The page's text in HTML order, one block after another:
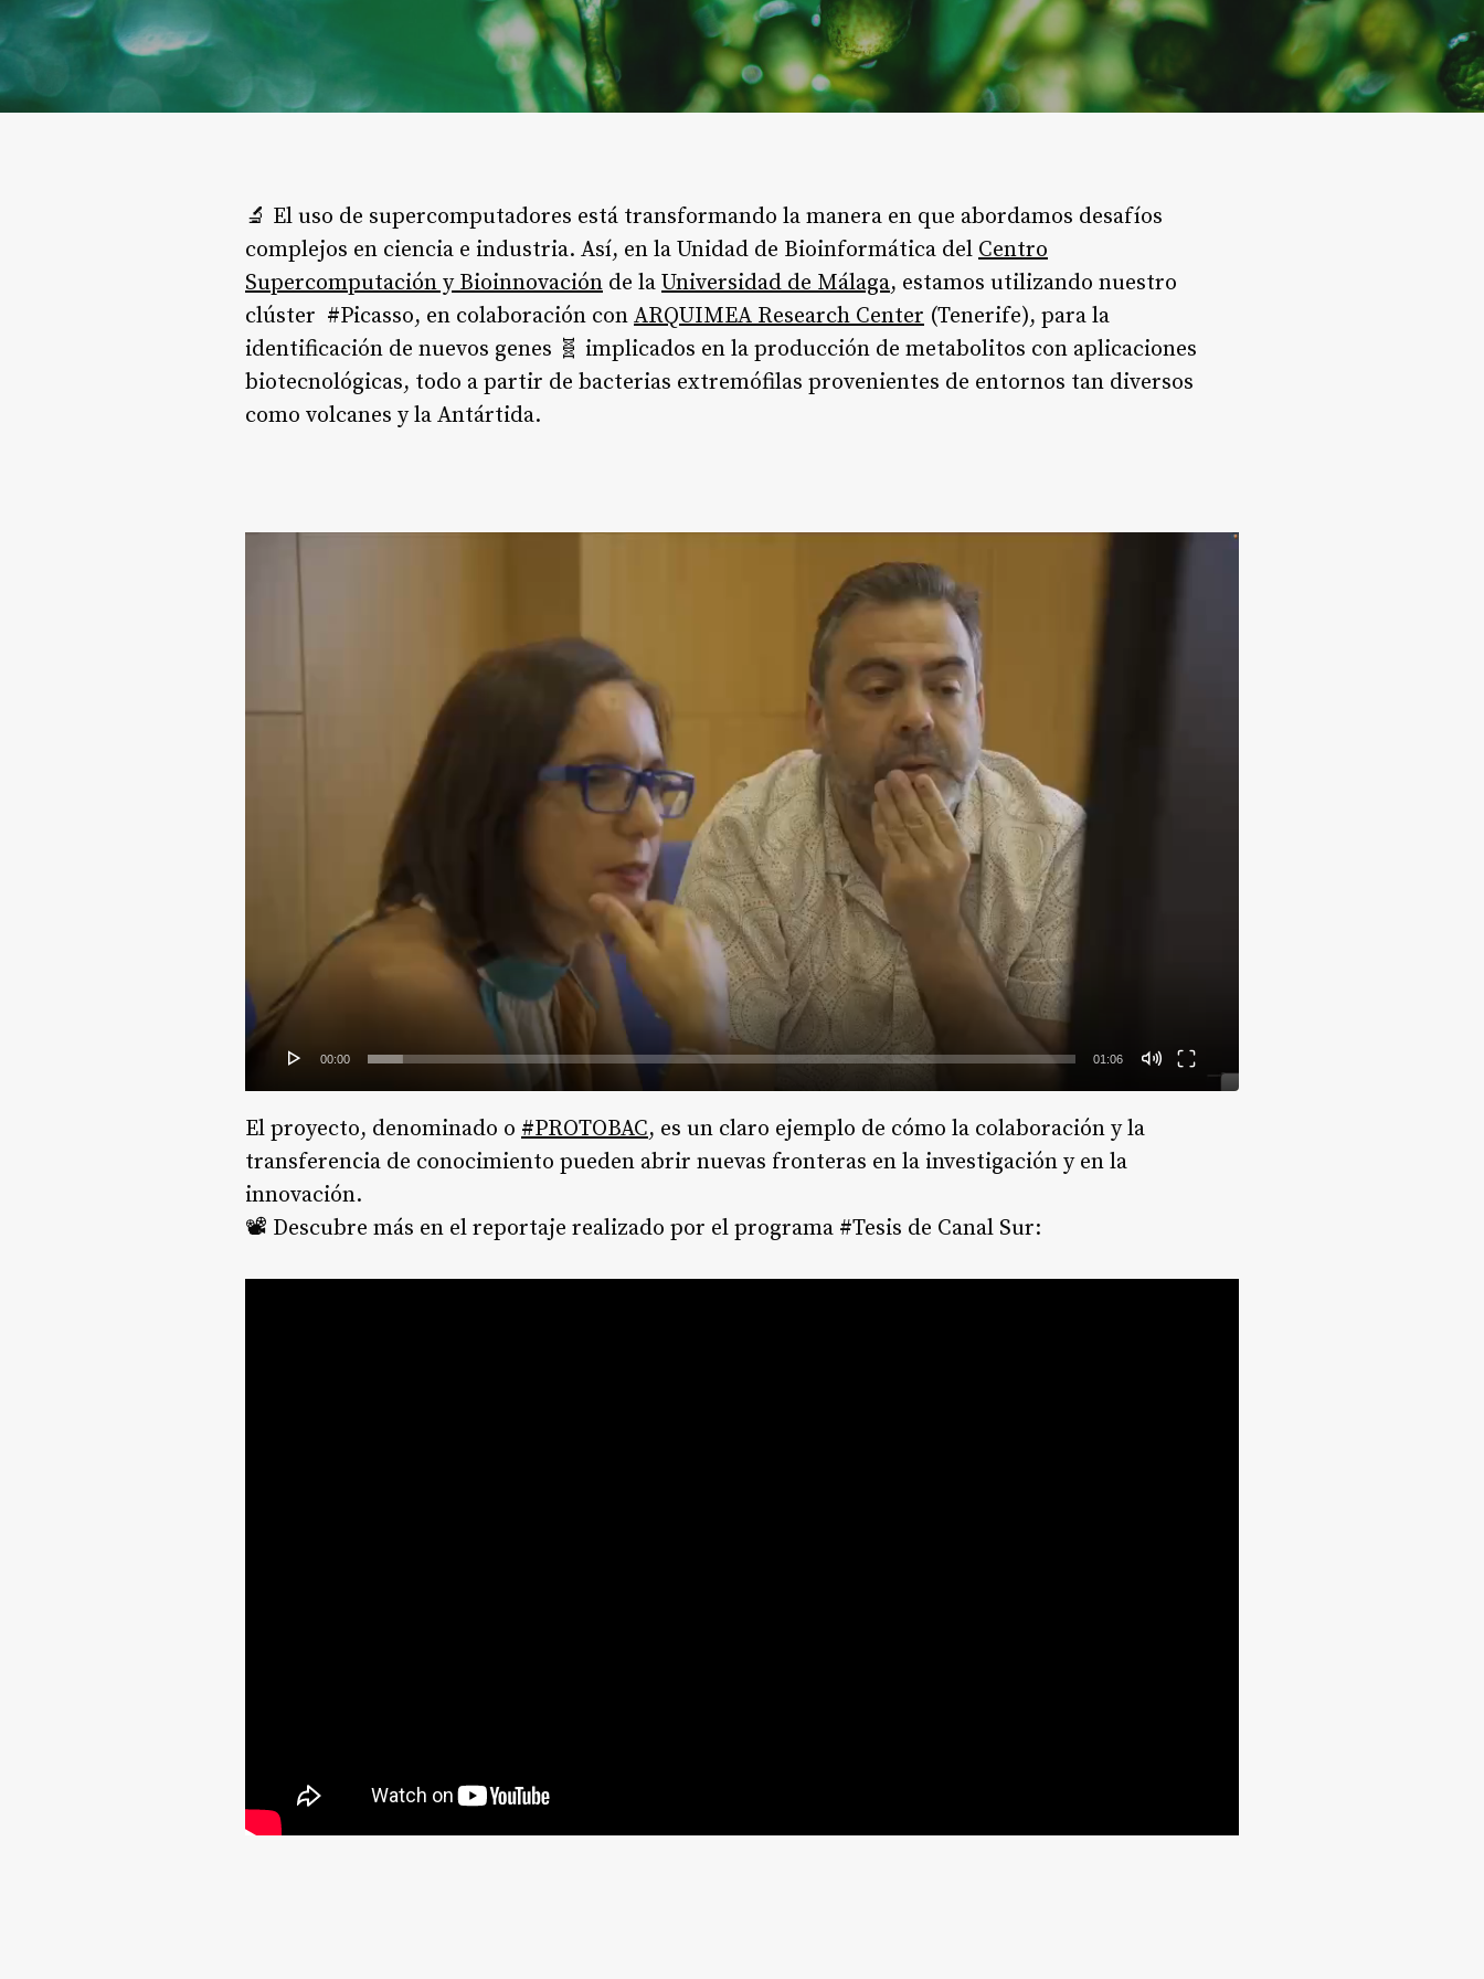
🔬 El uso de supercomputadores está transformando la manera en que abordamos desafíos
complejos en ciencia e industria. Así, en la Unidad de Bioinformática del Centro
Supercomputación y Bioinnovación de la Universidad de Málaga, estamos utilizando nuestro
clúster #Picasso, en colaboración con ARQUIMEA Research Center (Tenerife), para la
identificación de nuevos genes 🧬 implicados en la producción de metabolitos con aplicaciones
biotecnológicas, todo a partir de bacterias extremófilas provenientes de entornos tan diversos
como volcanes y la Antártida.
00:00 01:06
El proyecto, denominado o #PROTOBAC, es un claro ejemplo de cómo la colaboración y la
transferencia de conocimiento pueden abrir nuevas fronteras en la investigación y en la
innovación.
📽️ Descubre más en el reportaje realizado por el programa #Tesis de Canal Sur: